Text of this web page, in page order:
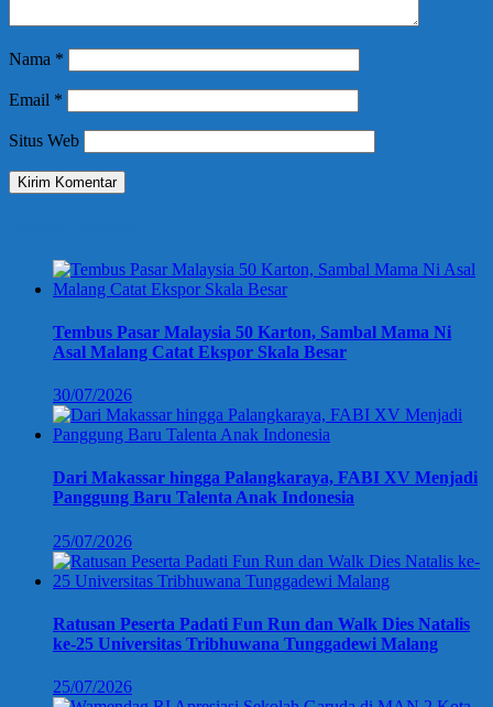
Nama *
Email *
Situs Web
Tembus Pasar Malaysia 50 Karton, Sambal Mama Ni
Asal Malang Catat Ekspor Skala Besar
30/07/2026
Dari Makassar hingga Palangkaraya, FABI XV Menjadi
Panggung Baru Talenta Anak Indonesia
25/07/2026
Ratusan Peserta Padati Fun Run dan Walk Dies Natalis
ke-25 Universitas Tribhuwana Tunggadewi Malang
25/07/2026